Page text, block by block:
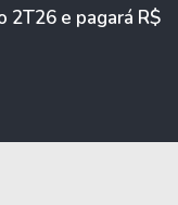
2T26 e pagará R$